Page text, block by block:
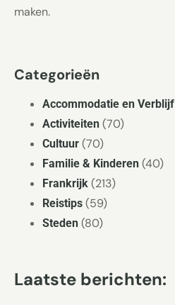
maken.
Categorieën
Accommodatie en Verblijf
Activiteiten (70)
Cultuur (70)
Familie & Kinderen (40)
Frankrijk (213)
Reistips (59)
Steden (80)
Laatste berichten: